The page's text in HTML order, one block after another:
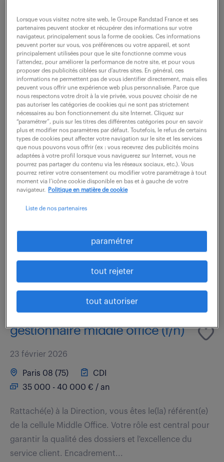
proximité H/F. A ce titre vous interviendrez sur les
missions suivantes : Prendre en charge les...
voir l'offre
assistant commercial (f/h)
23 février 2026
Paris 02 (75) intérim
3 mois
24 100 - 24 200 € / an
exceptionnelle ? En étroite collaboration avec nos
commerciaux spécialisés, vous jouerez un rôle clé...
voir l'offre
gestionnaire middle office (f/h)
23 février 2026
Paris 08 (75)
CDI
35 000 - 40 000 € / an
Rattaché(e) à la Direction, vous êtes le(la) référent(e)
de la cellule Middle Office. Votre rôle est central pour
garantir la qualité des dossiers et l'excellence du
service client. Encadrement...
Lorsque vous visitez notre site web, le Groupe Randstad France et ses
partenaires peuvent stocker et récupérer des informations sur votre
navigateur, principalement sous la forme de cookies. Ces informations
peuvent porter sur vous, vos préférences ou votre appareil, et sont
principalement utilisées pour que le site fonctionne comme vous
l’attendez, pour améliorer la performance de notre site, et pour vous
proposer des publicités ciblées sur d’autres sites. En général, ces
informations ne permettent pas de vous identifier directement, mais elles
peuvent vous offrir une expérience web plus personnalisée. Parce que
nous respectons votre droit à la vie privée, vous pouvez choisir de ne
pas autoriser les catégories de cookies qui ne sont pas strictement
nécessaires au bon fonctionnement du site Internet. Cliquez sur
“paramétrer”, puis sur les titres des différentes catégories pour en savoir
plus et modifier nos paramètres par défaut. Toutefois, le refus de certains
types de cookies peut affecter votre navigation sur le site et les services
que nous pouvons vous offrir (ex : vous recevrez des publicités moins
adaptées à votre profil lorsque vous naviguerez sur Internet, vous ne
pourrez pas partager du contenu via les réseaux sociaux, etc.). Vous
pourrez retirer votre consentement ou modifier votre paramétrage à tout
moment via l’icône cookie disponible en bas et à gauche de votre
navigateur.
Politique en matière de cookie
Liste de nos partenaires
paramétrer
tout rejeter
tout autoriser